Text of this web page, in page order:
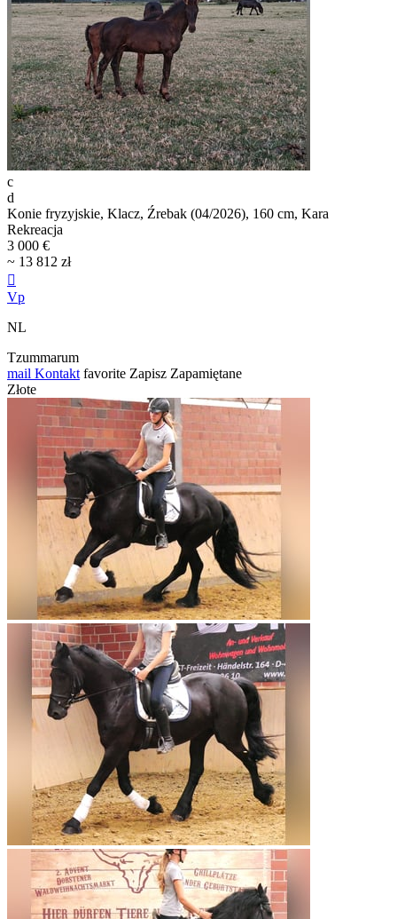
c
d
Konie fryzyjskie, Klacz, Źrebak (04/2026), 160 cm, Kara
Rekreacja
3 000 €
~ 13 812 zł

Vp
NL
Tzummarum
mail Kontakt favorite Zapisz Zapamiętane
Złote